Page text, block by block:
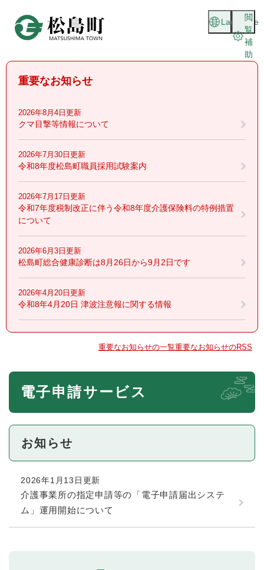
頭
閲
覧
補
助
Language
重要なお知らせ
2026年8月4日更新
クマ目撃等情報について
2026年7月30日更新
令和8年度松島町職員採用試験案内
2026年7月17日更新
令和7年度税制改正に伴う令和8年度介護保険料の特例措置
について
2026年6月3日更新
松島町総合健康診断は8月26日から9月2日です
2026年4月20日更新
令和8年4月20日 津波注意報に関する情報
重要なお知らせの一覧重要なお知らせのRSS
本
電子申請サービス
お知らせ
2026年1月13日更新
介護事業所の指定申請等の「電子申請届出システ
ム」運用開始について